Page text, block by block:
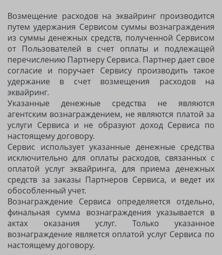
Возмещение расходов на эквайринг производится
путем удержания Сервисом суммы вознаграждения
из суммы денежных средств, полученной Сервисом
от Пользователей в счет оплаты и подлежащей
перечислению Партнеру Сервиса. Партнер дает свое
согласие и поручает Сервису производить такое
удержание в счет возмещения расходов на
эквайринг.
Указанные денежные средства не являются
агентским вознаграждением, не являются платой за
услуги Сервиса и не образуют доход Сервиса по
настоящему договору.
Сервис использует указанные денежные средства
исключительно для оплаты расходов, связанных с
оплатой услуг эквайринга, для приема денежных
средств за заказы Партнеров Сервиса, и ведет их
обособленный учет.
Вознаграждение Сервиса определяется отдельно,
финальная сумма вознаграждения указывается в
актах оказания услуг. Только указанное
вознаграждение является оплатой услуг Сервиса по
настоящему договору.